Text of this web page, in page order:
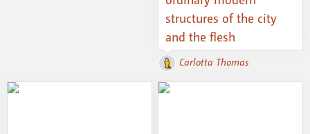
structures of the city
and the flesh
Carlotta Thomas